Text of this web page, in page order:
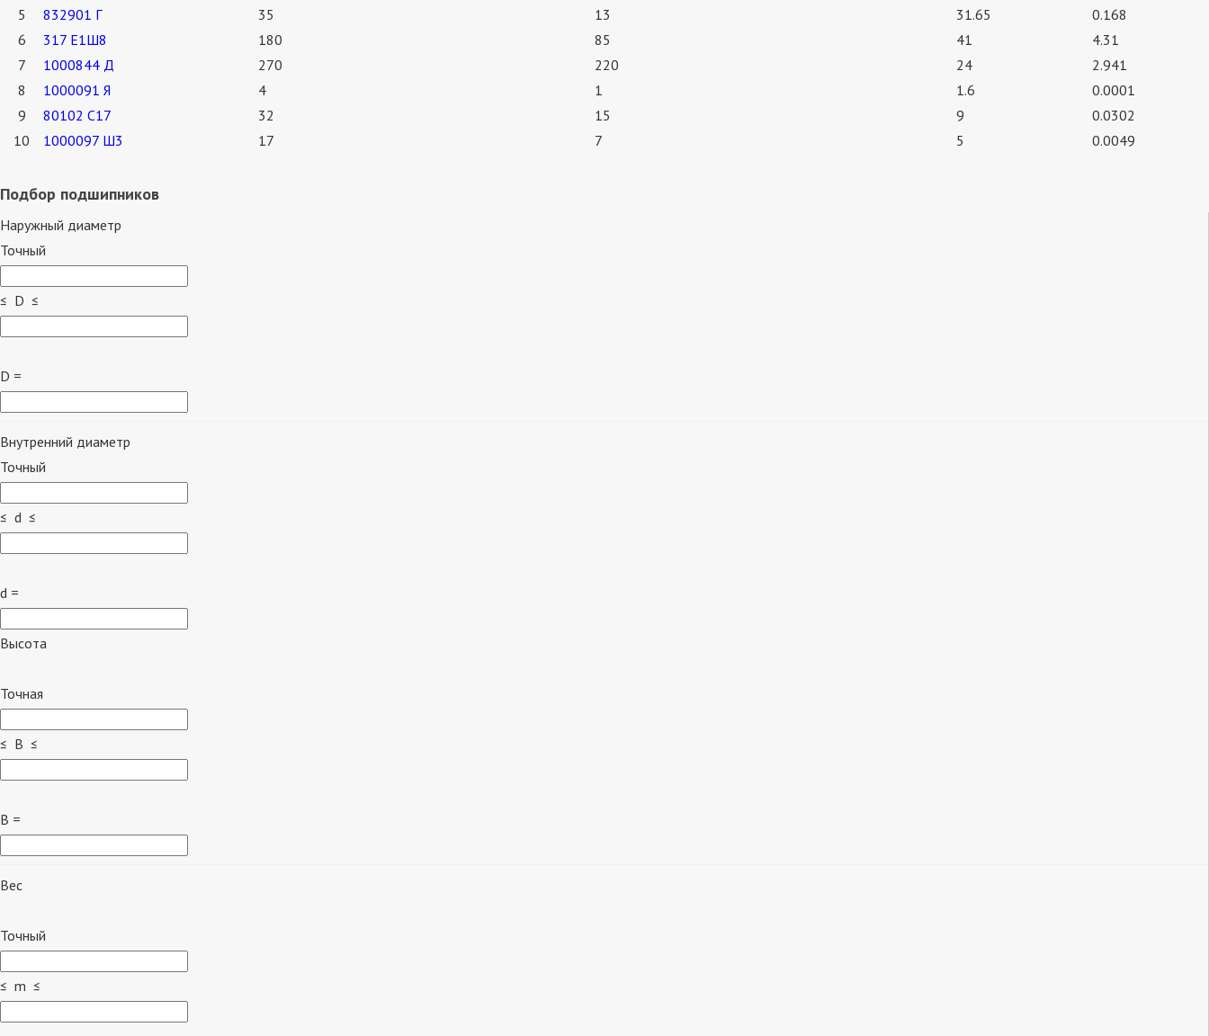
5
832901 Г 35 13 31.65
0.168
6
317 Е1Ш8 180 85 41
4.31
7
1000844 Д 270 220 24
2.941
8
1000091 Я 4 1 1.6
0.0001
9
80102 С17 32 15 9
0.0302
10
1000097 Ш3 17 7 5 0.0049
Подбор подшипников
Наружный диаметр
Точный
≤ D ≤
D =
Внутренний диаметр
Точный
≤ d ≤
d =
Высота
Точная
≤ B ≤
B =
Вес
Точный
≤ m ≤